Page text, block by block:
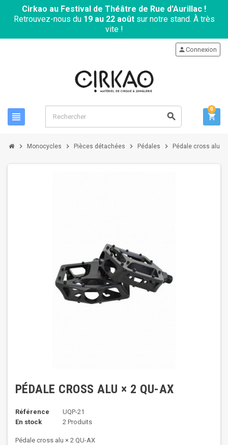
Cirkao au Festival de Théâtre de Rue d'Aurillac !
Retrouvez-nous du 19 au 22 aoûtsur notre stand. À très
vite !
view_headline search
personConnexion
shopping_cart
0
chevron_right Monocycles chevron_right Pièces détachées chevron_right Pédales chevron_right Pédale cross alu ×
PÉDALE CROSS ALU × 2 QU-AX
Référence
UQP-21
En stock
2 Produits
Pédale cross alu × 2 QU-AX